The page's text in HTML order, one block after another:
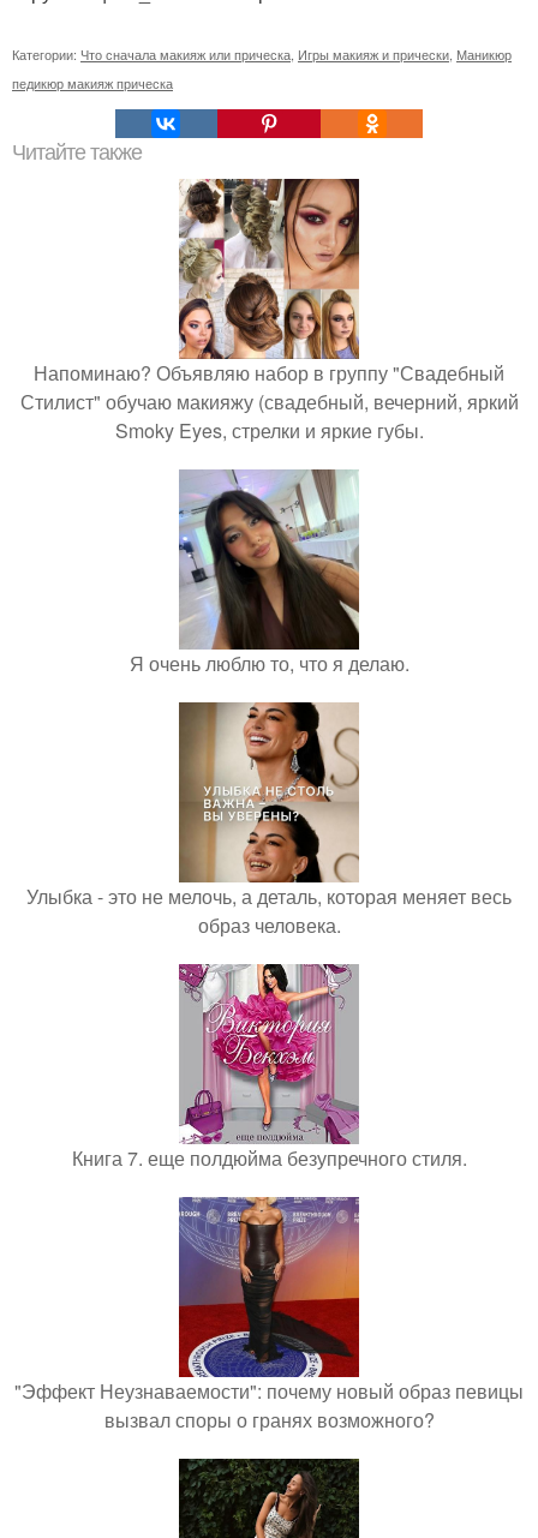
Категории: Что сначала макияж или прическа Игры макияж и прически Маникюр
педикюр макияж прическа
Читайте также
Напоминаю? Объявляю набор в группу "Свадебный
Стилист" обучаю макияжу (свадебный, вечерний, яркий
Smoky Eyes, стрелки и яркие губы.
Я очень люблю то, что я делаю.
Улыбка - это не мелочь, а деталь, которая меняет весь
образ человека.
Книга 7. еще полдюйма безупречного стиля.
"Эффект Неузнаваемости": почему новый образ певицы
вызвал споры о гранях возможного?